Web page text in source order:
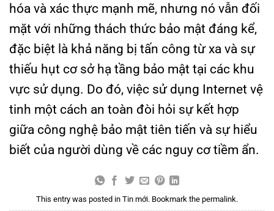
hóa và xác thực mạnh mẽ, nhưng nó vẫn đối
mặt với những thách thức bảo mật đáng kể,
đặc biệt là khả năng bị tấn công từ xa và sự
thiếu hụt cơ sở hạ tầng bảo mật tại các khu
vực sử dụng. Do đó, việc sử dụng Internet vệ
tinh một cách an toàn đòi hỏi sự kết hợp
giữa công nghệ bảo mật tiên tiến và sự hiểu
biết của người dùng về các nguy cơ tiềm ẩn.
This entry was posted in Tin mới. Bookmark the permalink.